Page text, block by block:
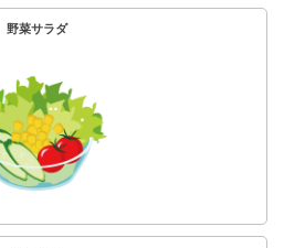
野菜サラダ